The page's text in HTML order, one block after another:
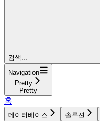
검색...
Navigation
Pretty
Pretty
홈
데이터베이스 솔루션